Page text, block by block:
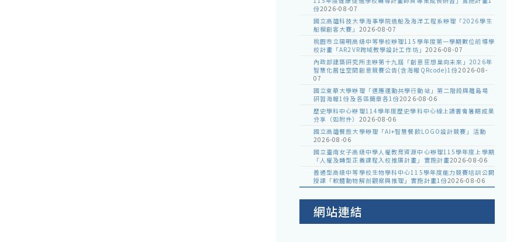
份2026-08-07
國立高雄科技大學海事學院造船及海洋工程系辦理「2026學生
船模創客大賽」 2026-08-07
桃園市立陽明高級中等學校辦理115學年度第一學期數位前導學
校計畫「AR2VR跨域教學設計工作坊」 2026-08-07
內政部建築研究所主辦第十九屆「創意狂想巢向未來」2026年
智慧化居住空間創意競賽公告(含海報QRcode)1份2026-08-
07
國立東華大學辦理「適應運動共學行動站」第二階段與離島場
研習海報1份及各區簡章各1份2026-08-06
歷史學科中心辦理114學年度歷史學科中心線上讀書會暑期成果
分享（如附件） 2026-08-06
國立高雄餐旅大學辦理「AI+智慧餐飲LOGO設計競賽」活動
2026-08-06
國立臺南女子高級中學人權教育資源中心辦理115學年度上學期
「人權及轉型正義課程入校推廣計畫」實施計畫2026-08-06
普通型高級中等學校生物學科中心115學年度能力競賽培訓公開
授課「軟體動物解剖觀察與推理」實施計畫1份2026-08-06
網站連結